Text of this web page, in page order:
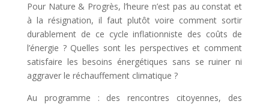
Pour Nature & Progrès, l’heure n’est pas au constat et
à la résignation, il faut plutôt voire comment sortir
durablement de ce cycle inflationniste des coûts de
l’énergie ? Quelles sont les perspectives et comment
satisfaire les besoins énergétiques sans se ruiner ni
aggraver le réchauffement climatique ?
Au programme : des rencontres citoyennes, des